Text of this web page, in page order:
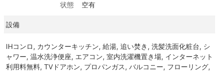
状態
空有
設備
IHコンロ, カウンターキッチン, 給湯, 追い焚き, 洗髪洗面化粧台, シ
ャワー, 温水洗浄便座, エアコン, 室内洗濯機置き場, インターネット
利用料無料, TVドアホン, プロパンガス, バルコニー, フローリング,